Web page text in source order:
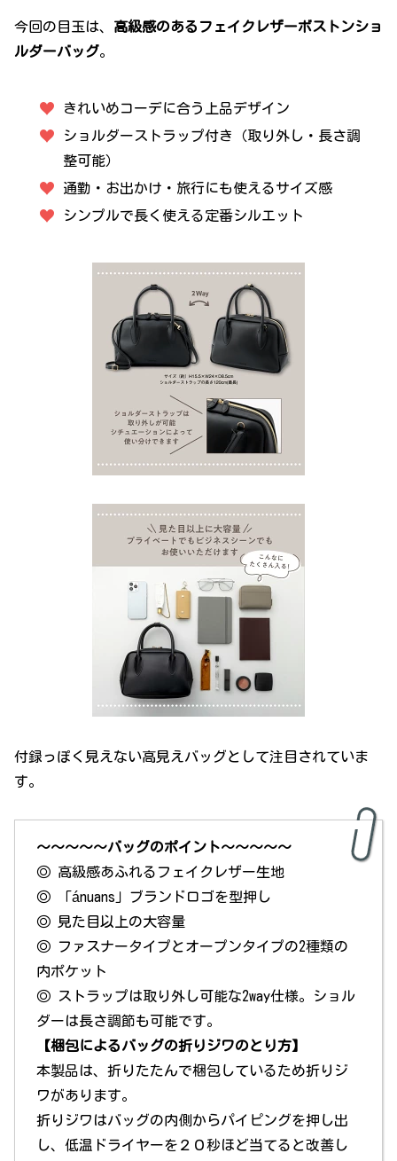
今回の目玉は、 高級感のあるフェイクレザーボストンショ
ルダーバッグ。
きれいめコーデに合う上品デザイン
ショルダーストラップ付き（取り外し・長さ調
整可能）
通勤・お出かけ・旅行にも使えるサイズ感
シンプルで長く使える定番シルエット
付録っぽく見えない高見えバッグとして注目されていま
す。
～～～～～バッグのポイント～～～～～
◎ 高級感あふれるフェイクレザー生地
◎ 「ánuans」ブランドロゴを型押し
◎ 見た目以上の大容量
◎ ファスナータイプとオープンタイプの2種類の
内ポケット
◎ ストラップは取り外し可能な2way仕様。ショル
ダーは長さ調節も可能です。
【梱包によるバッグの折りジワのとり方】
本製品は、折りたたんで梱包しているため折りジ
ワがあります。
折りジワはバッグの内側からパイピングを押し出
し、低温ドライヤーを２０秒ほど当てると改善し